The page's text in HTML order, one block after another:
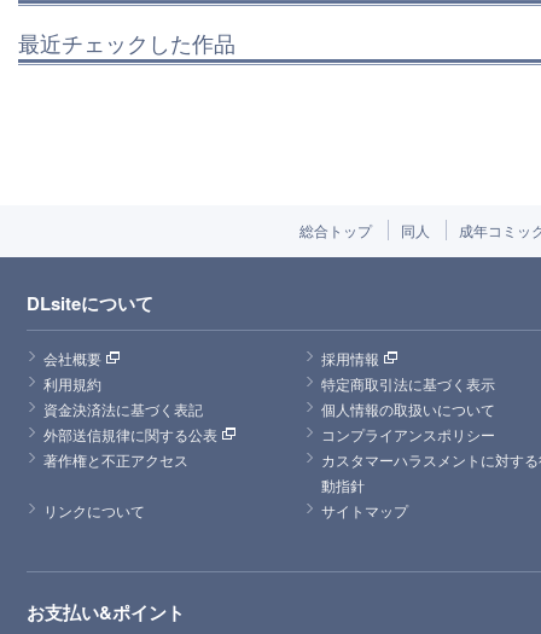
最近チェックした作品
総合トップ 同人 成年コミッ
DLsiteについて
会社概要
採用情報
利用規約
特定商取引法に基づく表示
資金決済法に基づく表記
個人情報の取扱いについて
外部送信規律に関する公表
コンプライアンスポリシー
著作権と不正アクセス
カスタマーハラスメントに対す
動指針
リンクについて
サイトマップ
お支払い&ポイント